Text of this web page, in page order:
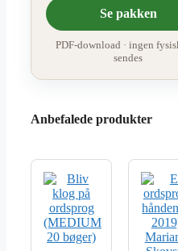
Se pakken
PDF-download · ingen
sendes
Anbefalede produkter